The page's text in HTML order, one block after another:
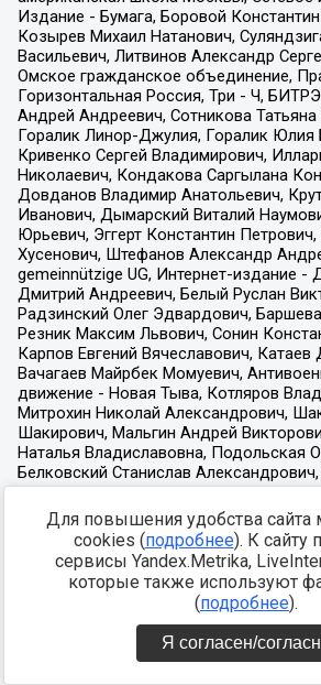
Для повышения удобства сайта
cookies (подробнее). К сайту
сервисы Yandex.Metrika,
которые также используют
(подробнее).
Я согласен/